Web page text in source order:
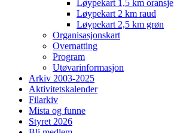
Løypekart 1,5 km oransje
Løypekart 2 km raud
Løypekart 2,5 km grøn
Organisasjonskart
Overnatting
Program
Utøvarinformasjon
Arkiv 2003-2025
Aktivitetskalender
Filarkiv
Mista og funne
Styret 2026